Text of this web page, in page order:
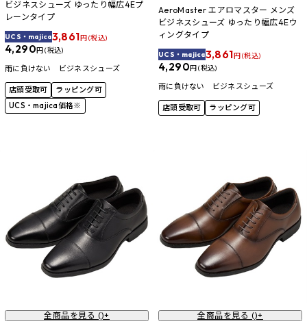
ビジネスシューズ ゆったり幅広4Eプ
レーンタイプ
UCS・majica3,861円 (税込)
4,290円 (税込)
雨に負けない ビジネスシューズ
店頭受取可
ラッピング可
UCS・majica価格※
AeroMaster エアロマスター メンズ
ビジネスシューズ ゆったり幅広4Eウ
ィングタイプ
UCS・majica3,861円 (税込)
4,290円 (税込)
雨に負けない ビジネスシューズ
店頭受取可 ラッピング可
全商品を見る ()+ 全商品を見る ()+